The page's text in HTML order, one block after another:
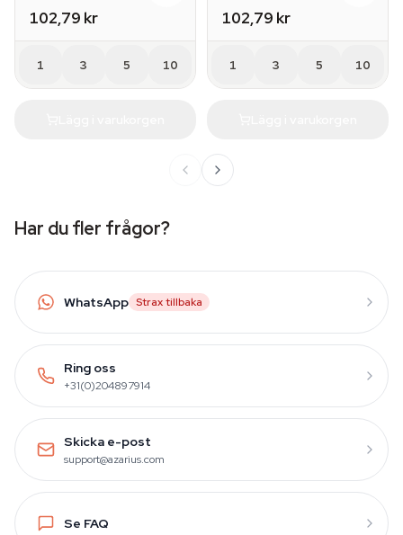
102,79 kr
1 3 5 10
102,79 kr
1 3 5 10
Har du fler frågor?
WhatsApp Strax tillbaka
Ring oss
+31(0)204897914
Skicka e-post
support@azarius.com
Se FAQ